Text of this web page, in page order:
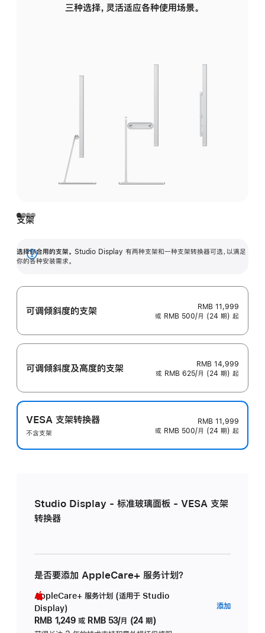
三种选择，灵活适应各种使用场景。
支架
选择你合用的支架。 Studio Display 有两种支架和一种支架转换器可选，以满足
你的各种安装需求。
展
可调倾斜度的支架
RMB 11,999
或 RMB 500/月 (24 期) 起
可调倾斜度及高‍度的支‍架
RMB 14,999
或 RMB 625/月 (24 期) 起
VESA 支架转换器
不含支架
RMB 11,999
或 RMB 500/月 (24 期) 起
Studio Display - 标准玻璃面板 - VESA 支架
转换器
是否要添加 AppleCare+ 服务计划？
AppleCare+ 服务计划 (适用于 Studio
Display)
RMB 1,249 或 RMB 53/月 (24 期)
添加